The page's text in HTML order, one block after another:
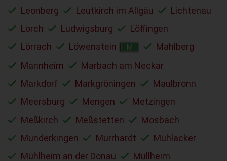
Leonberg
Leutkirch im Allgäu
Lichtenau
Lorch
Ludwigsburg
Löffingen
Lörrach
Löwenstein M
Mahlberg
Mannheim
Marbach am Neckar
Markdorf
Markgröningen
Maulbronn
Meersburg
Mengen
Metzingen
Meßkirch
Meßstetten
Mosbach
Munderkingen
Murrhardt
Mühlacker
Mühlheim an der Donau
Müllheim